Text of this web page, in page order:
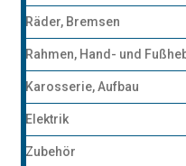
Räder, Bremsen
Rahmen, Hand- und
Karosserie, Aufbau
Elektrik
Zubehör